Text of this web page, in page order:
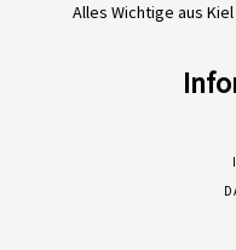
Alles Wichtige aus